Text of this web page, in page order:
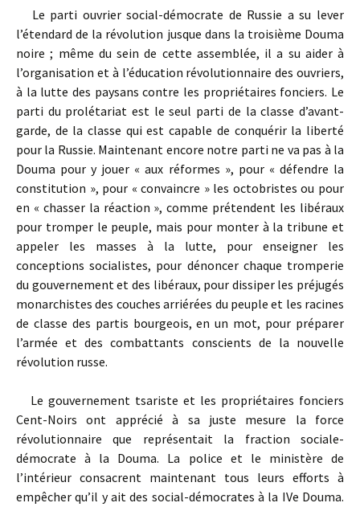
Le parti ouvrier social-démocrate de Russie a su lever
l’étendard de la révolution jusque dans la troisième Douma
noire ; même du sein de cette assemblée, il a su aider à
l’organisation et à l’éducation révolutionnaire des ouvriers,
à la lutte des paysans contre les propriétaires fonciers. Le
parti du prolétariat est le seul parti de la classe d’avant-
garde, de la classe qui est capable de conquérir la liberté
pour la Russie. Maintenant encore notre parti ne va pas à la
Douma pour y jouer « aux réformes », pour « défendre la
constitution », pour « convaincre » les octobristes ou pour
en « chasser la réaction », comme prétendent les libéraux
pour tromper le peuple, mais pour monter à la tribune et
appeler les masses à la lutte, pour enseigner les
conceptions socialistes, pour dénoncer chaque tromperie
du gouvernement et des libéraux, pour dissiper les préjugés
monarchistes des couches arriérées du peuple et les racines
de classe des partis bourgeois, en un mot, pour préparer
l’armée et des combattants conscients de la nouvelle
révolution russe.
Le gouvernement tsariste et les propriétaires fonciers
Cent-Noirs ont apprécié à sa juste mesure la force
révolutionnaire que représentait la fraction sociale-
démocrate à la Douma. La police et le ministère de
l’intérieur consacrent maintenant tous leurs efforts à
empêcher qu’il y ait des social-démocrates à la IVe Douma.